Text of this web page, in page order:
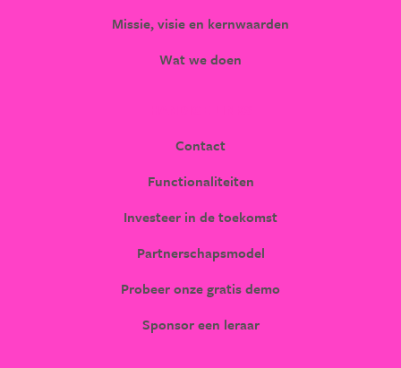
Missie, visie en kernwaarden
Wat we doen
Contact
Functionaliteiten
Investeer in de toekomst
Partnerschapsmodel
Probeer onze gratis demo
Sponsor een leraar